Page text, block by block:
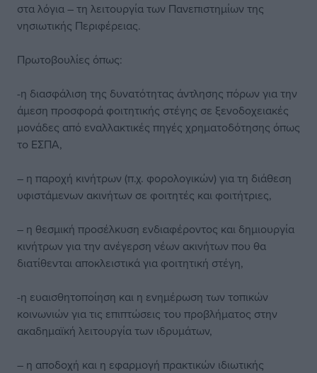
στα λόγια – τη λειτουργία των Πανεπιστημίων της
νησιωτικής Περιφέρειας.
Πρωτοβουλίες όπως:
-η διασφάλιση της δυνατότητας άντλησης πόρων για την
άμεση προσφορά φοιτητικής στέγης σε ξενοδοχειακές
μονάδες από εναλλακτικές πηγές χρηματοδότησης όπως
το ΕΣΠΑ,
– η παροχή κινήτρων (π.χ. φορολογικών) για τη διάθεση
υφιστάμενων ακινήτων σε φοιτητές και φοιτήτριες,
– η θεσμική προσέλκυση ενδιαφέροντος και δημιουργία
κινήτρων για την ανέγερση νέων ακινήτων που θα
διατίθενται αποκλειστικά για φοιτητική στέγη,
-η ευαισθητοποίηση και η ενημέρωση των τοπικών
κοινωνιών για τις επιπτώσεις του προβλήματος στην
ακαδημαϊκή λειτουργία των ιδρυμάτων,
– η αποδοχή και η εφαρμογή πρακτικών ιδιωτικής